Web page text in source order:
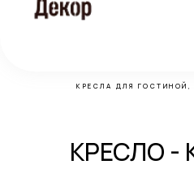
КРЕСЛА ДЛЯ ГОСТИНОЙ,
КРЕСЛО -